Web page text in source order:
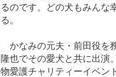
るのです。どの犬もみんな
る。
かなみの元夫・前田役を
隆也でその愛犬と共に出演
物愛護チャリティーイベン